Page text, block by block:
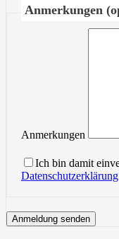
Anmerkungen
Anmerkungen
Ich bin damit
Datenschutzerklärung